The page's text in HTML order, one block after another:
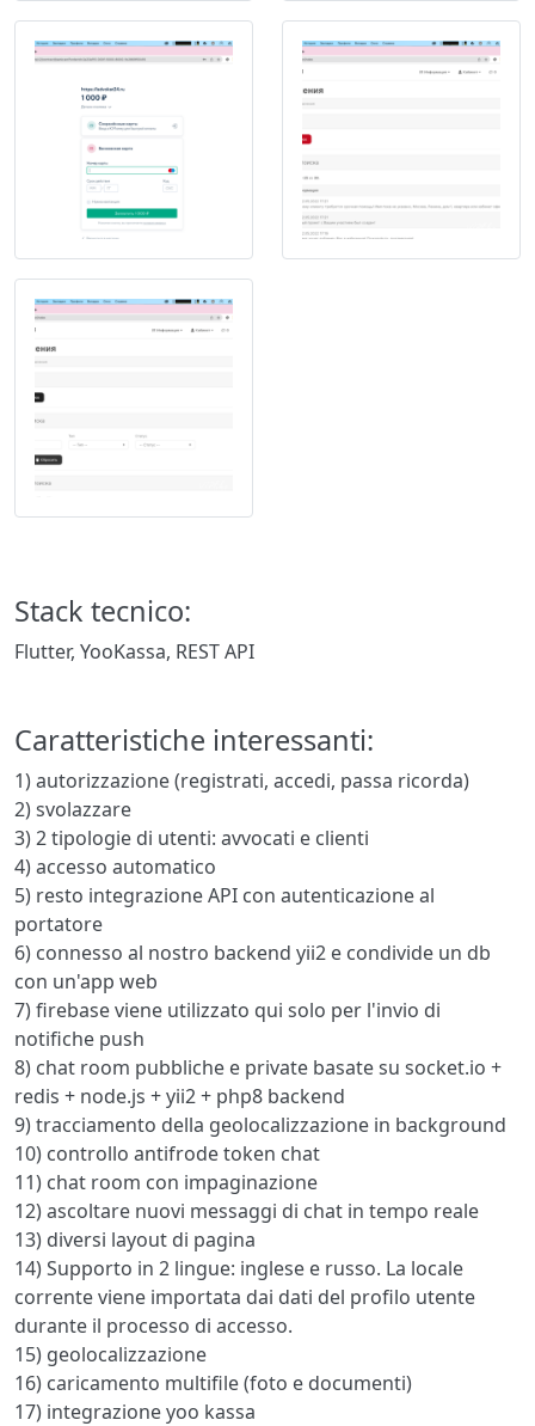
Stack tecnico:
Flutter, YooKassa, REST API
Caratteristiche interessanti:
1) autorizzazione (registrati, accedi, passa ricorda)
2) svolazzare
3) 2 tipologie di utenti: avvocati e clienti
4) accesso automatico
5) resto integrazione API con autenticazione al
portatore
6) connesso al nostro backend yii2 e condivide un db
con un'app web
7) firebase viene utilizzato qui solo per l'invio di
notifiche push
8) chat room pubbliche e private basate su socket.io +
redis + node.js + yii2 + php8 backend
9) tracciamento della geolocalizzazione in background
10) controllo antifrode token chat
11) chat room con impaginazione
12) ascoltare nuovi messaggi di chat in tempo reale
13) diversi layout di pagina
14) Supporto in 2 lingue: inglese e russo. La locale
corrente viene importata dai dati del profilo utente
durante il processo di accesso.
15) geolocalizzazione
16) caricamento multifile (foto e documenti)
17) integrazione yoo kassa